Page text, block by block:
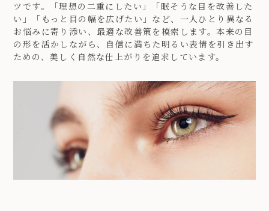
ツです。「理想の二重にしたい」「眠そうな目を改善した
い」「もっと目の幅を広げたい」など、一人ひとり異なる
お悩みに寄り添い、最適な改善策を模索します。本来の目
の形を活かしながら、自信に満ちた明るい表情を引き出す
ための、美しく自然な仕上がりを追求しています。